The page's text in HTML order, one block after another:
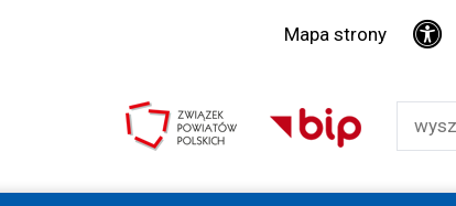
Mapa strony